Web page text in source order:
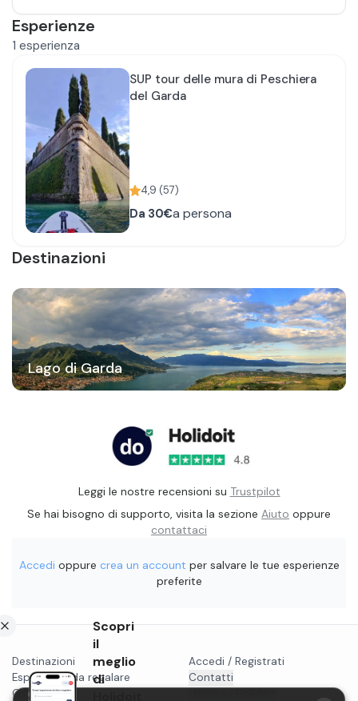
Esperienze
1 esperienza
SUP tour delle mura di Peschiera
del Garda
4,9 (57)
Da 30€a persona
Destinazioni
Lago di Garda
Leggi le nostre recensioni su Trustpilot
Se hai bisogno di supporto, visita la sezione Aiuto oppure
contattaci
Accedi oppure crea un account per salvare le tue esperienze
preferite
Destinazioni
Esperienze da regalare
Gift card
Accedi / Registrati
Contatti
Scopri
il
meglio
di